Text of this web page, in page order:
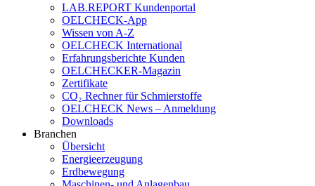
LAB.REPORT Kundenportal
OELCHECK-App
Wissen von A-Z
OELCHECK International
Erfahrungsberichte Kunden
OELCHECKER-Magazin
Zertifikate
CO₂ Rechner für Schmierstoffe
OELCHECK News – Anmeldung
Downloads
Branchen
Übersicht
Energieerzeugung
Erdbewegung